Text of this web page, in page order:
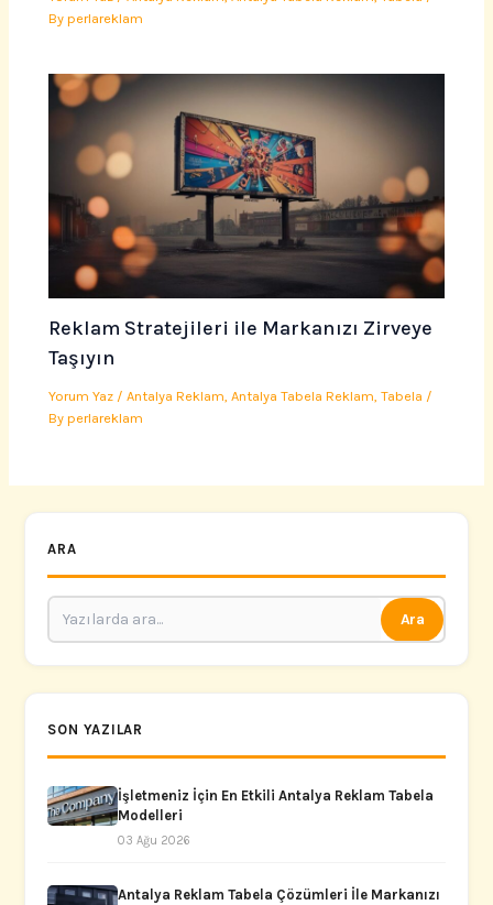
Byperlareklam
Reklam Stratejileri ile Markanızı Zirveye
Taşıyın
Yorum Yaz /Antalya Reklam,Antalya Tabela Reklam,Tabela /
Byperlareklam
ARA
Ara
SON YAZILAR
İşletmeniz İçin En Etkili Antalya Reklam Tabela
Modelleri
03 Ağu 2026
Antalya Reklam Tabela Çözümleri İle Markanızı